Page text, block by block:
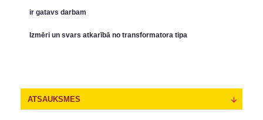
ir gatavs darbam
Izmēri un svars atkarībā no transformatora tipa
ATSAUKSMES